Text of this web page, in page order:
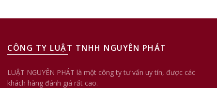
CÔNG TY LUẬT TNHH NGUYÊN PHÁT
LUẬT NGUYÊN PHÁT là một công ty tư vấn uy tín, được các
khách hàng đánh giá rất cao.